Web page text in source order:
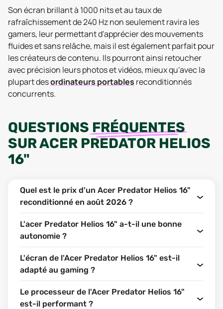
Son écran brillant à 1000 nits et au taux de
rafraîchissement de 240 Hz non seulement ravira les
gamers, leur permettant d'apprécier des mouvements
fluides et sans relâche, mais il est également parfait pour
les créateurs de contenu. Ils pourront ainsi retoucher
avec précision leurs photos et vidéos, mieux qu'avec la
plupart desordinateurs portables reconditionnés
concurrents.
QUESTIONS FRÉQUENTES
SURACER PREDATOR HELIOS
16"
Quel est le prix d'un Acer Predator Helios 16"
reconditionné en août 2026 ?
L'acer Predator Helios 16" a-t-il une bonne
autonomie ?
L'écran de l'Acer Predator Helios 16" est-il
adapté au gaming ?
Le processeur de l'Acer Predator Helios 16"
est-il performant ?